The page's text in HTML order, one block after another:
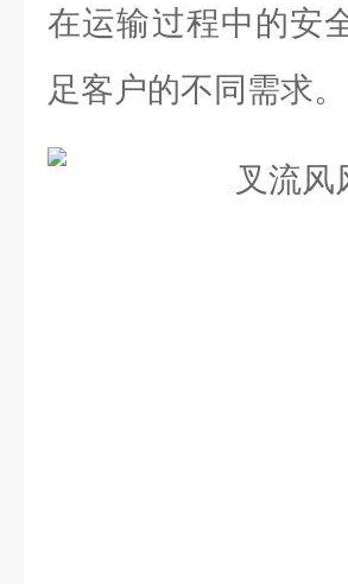
在运输过程中的安
足客户的不同需求。